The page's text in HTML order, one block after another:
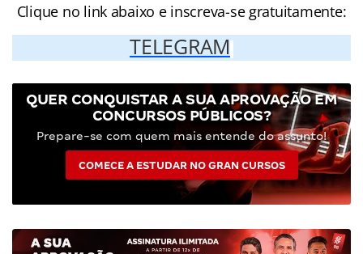
Clique no link abaixo e inscreva-se gratuitamente:
TELEGRAM
QUER CONQUISTAR A SUA APROVAÇÃO EM
CONCURSOS PÚBLICOS?
Prepare-se com quem mais entende do assunto!
COMECE A ESTUDAR NO GRAN CURSOS